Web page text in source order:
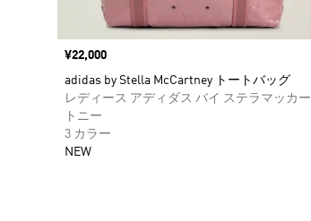
価格
¥22,000
adidas by Stella McCartney トートバッグ
レディース アディダス バイ ステラマッカー
トニー
3 カラー
NEW